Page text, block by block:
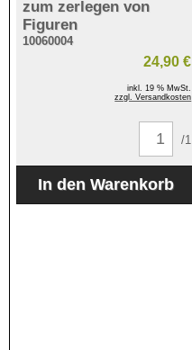
zum zerlegen von
Figuren
10060004
24,90 €
inkl. 19 % MwSt.
zzgl. Versandkosten
/1